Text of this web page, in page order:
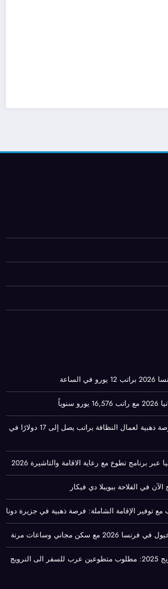
العمل في كندا 2026: فرصة ذهبية لعمال النظافة براتب يصل إلى 17 دولارًا في
برنامج تطوع مع رعاية الاقامة والتاشيرة 2026
في الفلاحة ببويبلا دي فيكار
توفير الإقامة الشاملة: فرصة ذهبية في جزيرة دونا
سكن مجاني وساعات مرنة